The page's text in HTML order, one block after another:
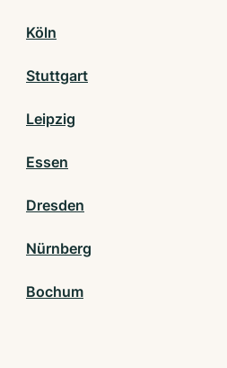
Köln
Stuttgart
Leipzig
Essen
Dresden
Nürnberg
Bochum